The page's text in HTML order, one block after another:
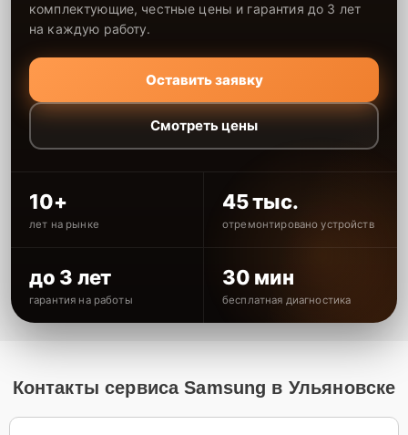
комплектующие, честные цены и гарантия до 3 лет
на каждую работу.
Оставить заявку
Смотреть цены
10+
лет на рынке
45 тыс.
отремонтировано устройств
до 3 лет
гарантия на работы
30 мин
бесплатная диагностика
Контакты сервиса Samsung в Ульяновске